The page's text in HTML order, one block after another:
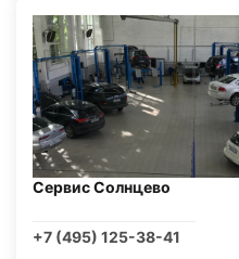
Сервис Солнцево
+7 (495) 125-38-41